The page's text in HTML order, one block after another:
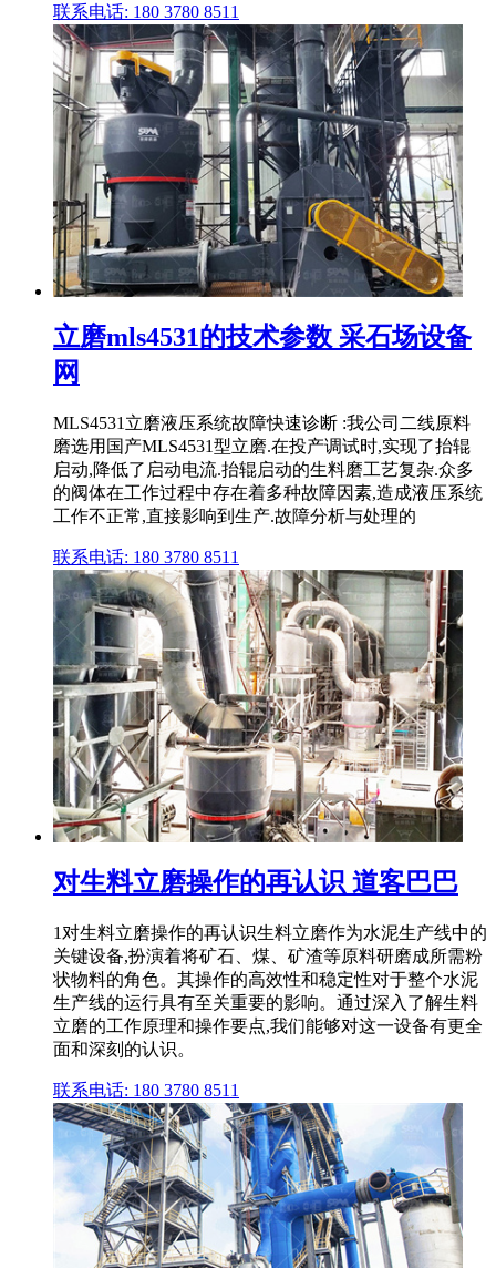
联系电话: 180 3780 8511
立磨mls4531的技术参数 采石场设备
网
MLS4531立磨液压系统故障快速诊断 :我公司二线原料
磨选用国产MLS4531型立磨.在投产调试时,实现了抬辊
启动,降低了启动电流.抬辊启动的生料磨工艺复杂.众多
的阀体在工作过程中存在着多种故障因素,造成液压系统
工作不正常,直接影响到生产.故障分析与处理的
联系电话: 180 3780 8511
对生料立磨操作的再认识 道客巴巴
1对生料立磨操作的再认识生料立磨作为水泥生产线中的
关键设备,扮演着将矿石、煤、矿渣等原料研磨成所需粉
状物料的角色。其操作的高效性和稳定性对于整个水泥
生产线的运行具有至关重要的影响。通过深入了解生料
立磨的工作原理和操作要点,我们能够对这一设备有更全
面和深刻的认识。
联系电话: 180 3780 8511